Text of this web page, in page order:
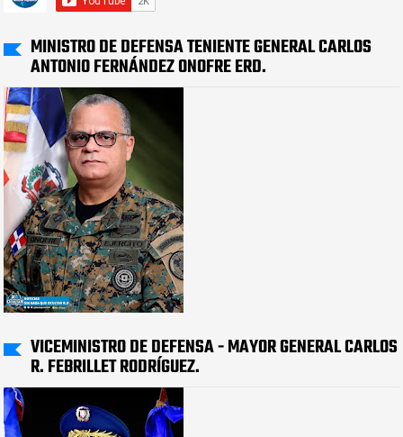
MINISTRO DE DEFENSA TENIENTE GENERAL CARLOS
ANTONIO FERNÁNDEZ ONOFRE ERD.
VICEMINISTRO DE DEFENSA - MAYOR GENERAL CARLOS
R. FEBRILLET RODRÍGUEZ.